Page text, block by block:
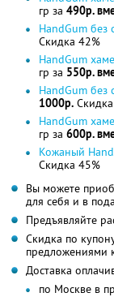
гр за 490р.
HandGum без
Скидка 42%
HandGum
гр за 550р.
HandGum без
1000р.
HandGum
гр за 600р.
Кожаный
Скидка 45%
Вы можете
для себя и в
Предъявляйте
Скидка по
предложениями
Доставка
по Москве в